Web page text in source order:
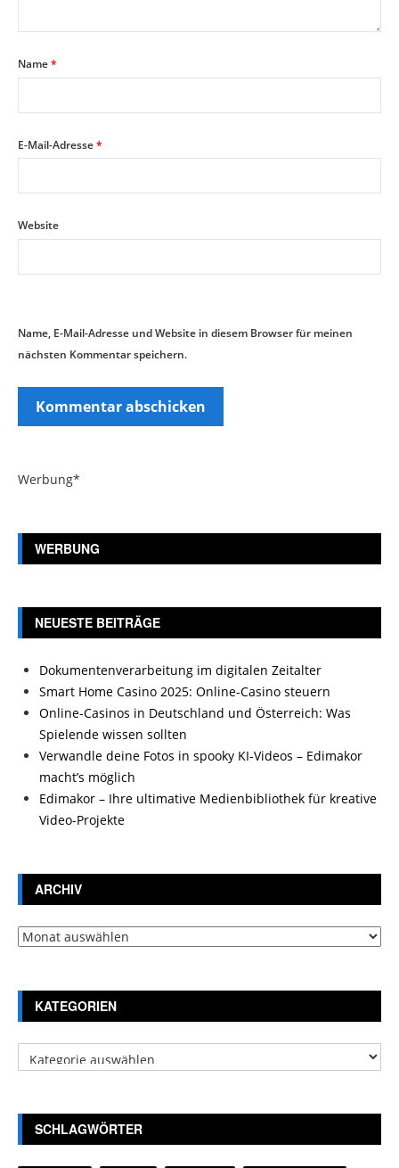
Name*
E-Mail-Adresse*
Website
Name, E-Mail-Adresse und Website in diesem Browser für meinen
nächsten Kommentar speichern.
Werbung*
WERBUNG
NEUESTE BEITRÄGE
Dokumentenverarbeitung im digitalen Zeitalter
Smart Home Casino 2025: Online-Casino steuern
Online-Casinos in Deutschland und Österreich: Was
Spielende wissen sollten
Verwandle deine Fotos in spooky KI-Videos – Edimakor
macht’s möglich
Edimakor – Ihre ultimative Medienbibliothek für kreative
Video-Projekte
ARCHIV
Archiv
KATEGORIEN
Kategorien
SCHLAGWÖRTER